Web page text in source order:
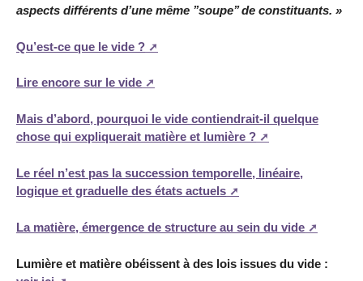
aspects différents d’une même ’’soupe’’ de constituants. »
Qu’est-ce que le vide ?
Lire encore sur le vide
Mais d’abord, pourquoi le vide contiendrait-il quelque
chose qui expliquerait matière et lumière ?
Le réel n’est pas la succession temporelle, linéaire,
logique et graduelle des états actuels
La matière, émergence de structure au sein du vide
Lumière et matière obéissent à des lois issues du vide :